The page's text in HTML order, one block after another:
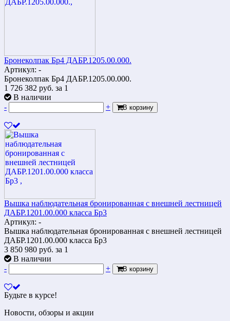
Бронеколпак Бр4 ДАБР.1205.00.000.
Артикул: -
Бронеколпак Бр4 ДАБР.1205.00.000.
1 726 382 руб. за 1
В наличии
-
+ В корзину
Вышка наблюдательная бронированная с внешней лестницей
ДАБР.1201.00.000 класса Бр3
Артикул: -
Вышка наблюдательная бронированная с внешней лестницей
ДАБР.1201.00.000 класса Бр3
3 850 980 руб. за 1
В наличии
-
+ В корзину
Будьте в курсе!
Новости, обзоры и акции